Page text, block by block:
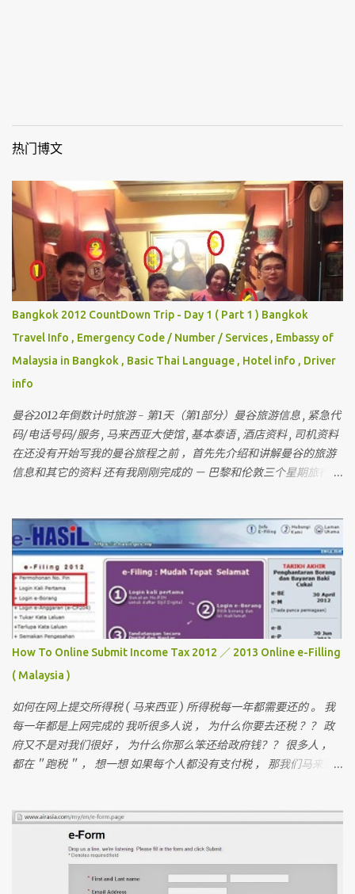
热门博文
Bangkok 2012 CountDown Trip - Day 1 ( Part 1 ) Bangkok
Travel Info , Emergency Code / Number / Services , Embassy of
Malaysia in Bangkok , Basic Thai Language , Hotel info , Driver
info
曼谷2012年倒数计时旅游 - 第1天（第1部分）曼谷旅游信息 , 紧急代
码/电话号码/服务 , 马来西亚大使馆 , 基本泰语 , 酒店资料 , 司机资料
在还没有开始写我的曼谷旅程之前 ，首先先介绍和讲解曼谷的旅游
信息和其它的资料 还有我刚刚完成的 － 巴黎和伦敦三个星期旅行 ，
十六个人 。 这次是七个人 （ 包括我 ）但。。。对我来说 ， 这次是
最困难的一次 。 为什么？？？？ 看看相片先 。
How To Online Submit Income Tax 2012 ／ 2013 Online e-Filling
( Malaysia )
如何在网上提交所得税 ( 马来西亚 ) 所得税每一年都需要还的 。 我
每一年都是上网完成的 我听很多人说 ， 为什么你要去还税 ？？ 政
府又不是对我们很好 ， 为什么你那么笨还给政府钱？？ 很多人 ，
都在＂跑税＂ ， 想一想 如果每个人都没有支付税 ， 那我们马来西